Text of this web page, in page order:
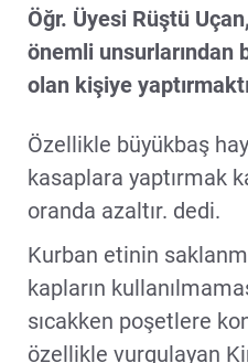
Öğr. Üyesi Rüştü
önemli unsurlarından
olan kişiye
Özellikle büyükbaş
kasaplara yaptırmak
oranda azaltır. dedi.
Kurban etinin
kapların
sıcakken poşetlere
özellikle vurgulayan